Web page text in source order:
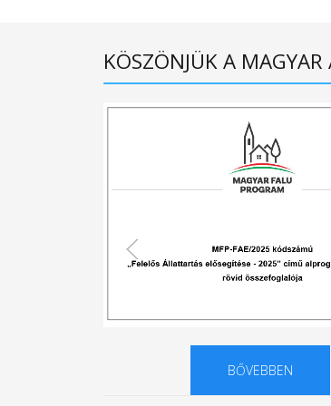
KÖSZÖNJÜK A
BŐVEBBEN